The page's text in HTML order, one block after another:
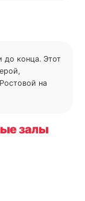
до конца. Этот
на
залы